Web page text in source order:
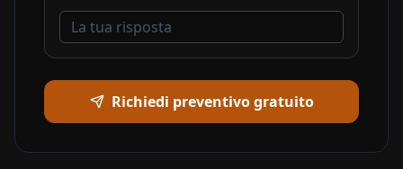
Richiedi preventivo gratuito